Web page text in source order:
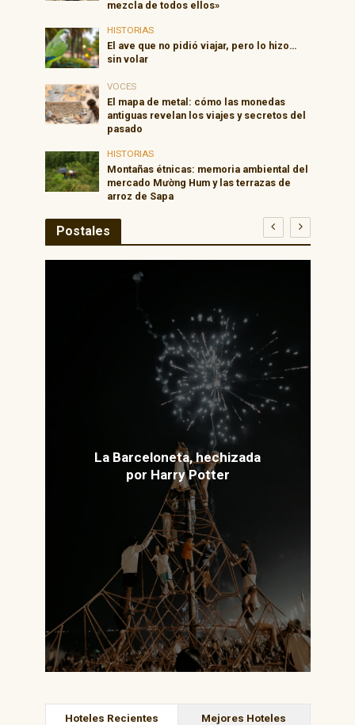
mezcla de todos ellos»
HISTORIAS
El ave que no pidió viajar, pero lo hizo…
sin volar
VOCES
El mapa de metal: cómo las monedas
antiguas revelan los viajes y secretos del
pasado
HISTORIAS
Montañas étnicas: memoria ambiental del
mercado Mường Hum y las terrazas de
arroz de Sapa
Postales
La Barceloneta, hechizada
por Harry Potter
Hoteles Recientes Mejores Hoteles